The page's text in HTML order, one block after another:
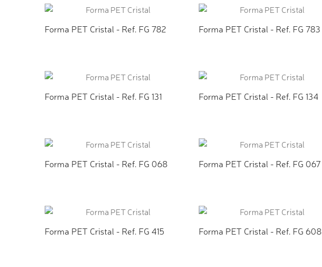
Forma PET Cristal - Ref. FG 782 Forma PET Cristal - Ref. FG 783
Forma PET Cristal - Ref. FG 131 Forma PET Cristal - Ref. FG 134
Forma PET Cristal - Ref. FG 068 Forma PET Cristal - Ref. FG 067
Forma PET Cristal - Ref. FG 415 Forma PET Cristal - Ref. FG 608